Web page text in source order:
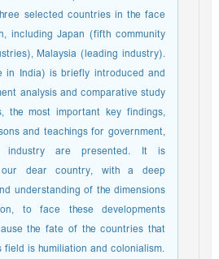
selected countries in the face
including Japan (fifth community
Malaysia (leading industry).
in India) is briefly introduced and
analysis and comparative study
the most important key findings,
and teachings for government,
industry are presented. It is
our dear country, with a deep
understanding of the dimensions
to face these developments
the fate of the countries that
field is humiliation and colonialism.